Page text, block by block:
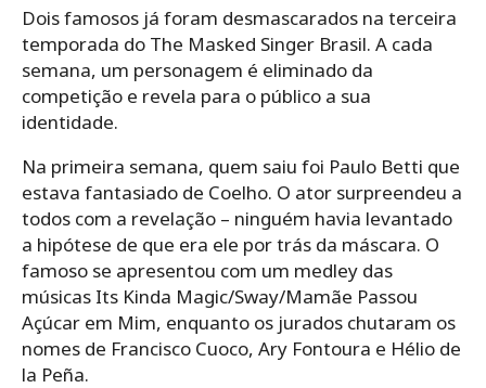
Dois famosos já foram desmascarados na terceira
temporada do The Masked Singer Brasil. A cada
semana, um personagem é eliminado da
competição e revela para o público a sua
identidade.
Na primeira semana, quem saiu foi Paulo Betti que
estava fantasiado de Coelho. O ator surpreendeu a
todos com a revelação – ninguém havia levantado
a hipótese de que era ele por trás da máscara. O
famoso se apresentou com um medley das
músicas Its Kinda Magic/Sway/Mamãe Passou
Açúcar em Mim, enquanto os jurados chutaram os
nomes de Francisco Cuoco, Ary Fontoura e Hélio de
la Peña.